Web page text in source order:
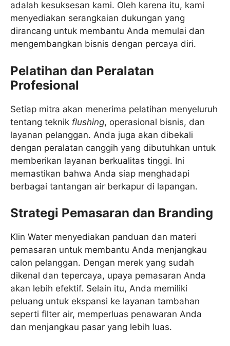
adalah kesuksesan kami. Oleh karena itu, kami
menyediakan serangkaian dukungan yang
dirancang untuk membantu Anda memulai dan
mengembangkan bisnis dengan percaya diri.
Pelatihan dan Peralatan
Profesional
Setiap mitra akan menerima pelatihan menyeluruh
tentang teknik flushing, operasional bisnis, dan
layanan pelanggan. Anda juga akan dibekali
dengan peralatan canggih yang dibutuhkan untuk
memberikan layanan berkualitas tinggi. Ini
memastikan bahwa Anda siap menghadapi
berbagai tantangan air berkapur di lapangan.
Strategi Pemasaran dan Branding
Klin Water menyediakan panduan dan materi
pemasaran untuk membantu Anda menjangkau
calon pelanggan. Dengan merek yang sudah
dikenal dan tepercaya, upaya pemasaran Anda
akan lebih efektif. Selain itu, Anda memiliki
peluang untuk ekspansi ke layanan tambahan
seperti filter air, memperluas penawaran Anda
dan menjangkau pasar yang lebih luas.